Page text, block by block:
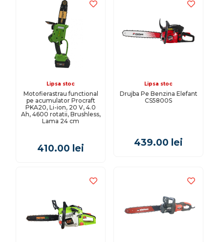
Lipsa stoc
Motofierastrau functional
pe acumulator Procraft
PKA20, Li-ion, 20 V, 4.0
Ah, 4600 rotatii, Brushless,
Lama 24 cm
410.00 lei
Lipsa stoc
Drujba Pe Benzina Elefant
CS5800S
439.00 lei